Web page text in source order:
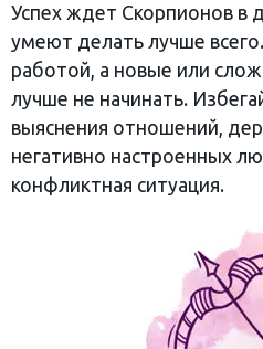
Успех ждет Скорпионов в
умеют делать лучше
работой, а новые или
лучше не начинать.
выяснения отношений,
негативно настроенных
конфликтная ситуация.